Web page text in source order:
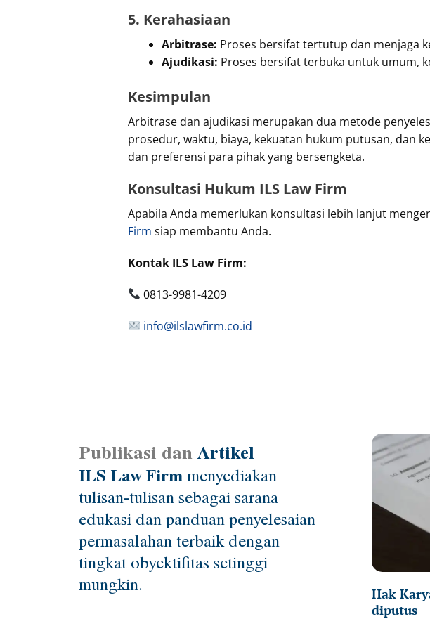
5. Kerahasiaan
Arbitrase: Proses bersifat tertutup dan menjaga
Ajudikasi: Proses bersifat terbuka untuk umum,
Kesimpulan
Arbitrase dan ajudikasi merupakan dua metode
prosedur, waktu, biaya, kekuatan hukum putusan, dan
dan preferensi para pihak yang bersengketa.
Konsultasi Hukum ILS Law Firm
Apabila Anda memerlukan konsultasi lebih lanjut
Firm siap membantu Anda.
Kontak ILS Law Firm:
0813-9981-4209
info@ilslawfirm.co.id
Publikasi danArtikel
ILS Law Firmmenyediakan
tulisan-tulisan sebagai sarana
edukasi dan panduan penyelesaian
permasalahan terbaik dengan
tingkat obyektifitas setinggi
mungkin.
Hak
diputus